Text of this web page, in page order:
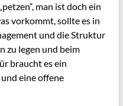
man ist doch ein
vorkommt, sollte es in
und die Struktur
zu legen und beim
brauchtes ein
eine offene